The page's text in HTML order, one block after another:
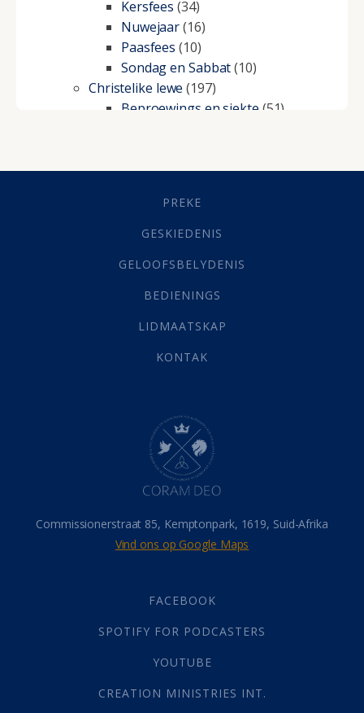
Kersfees (34)
Nuwejaar(16)
Paasfees (10)
Sondag en Sabbat(10)
Christelike lewe (197)
Beproewings en siekte (51)
Geestelike Groei(10)
(21)
Grys Areas(4)
Lewensdoel(3)
Selfondersoek(1)
Werk(22)
(142)
Hemel (31)
Israel (14)
Millennium(1)
Oordeelsdag(19)
Verheerlikte liggaam
Wederkoms
(27)
Gebed(87)
Die Onse Vader(12)
God(392)
Afgode(23)
Almag(1)
PREKE
GESKIEDENIS
GELOOFSBELYDENIS
BEDIENINGS
LIDMAATSKAP
KONTAK
Commissionerstraat 85, Kemptonpark, 1619, Suid-Afrika
Vind ons op Google Maps
FACEBOOK
SPOTIFY FOR PODCASTERS
YOUTUBE
CREATION MINISTRIES INT.